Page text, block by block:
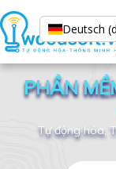
PHẦN
Tự động hóa,
Deutsch